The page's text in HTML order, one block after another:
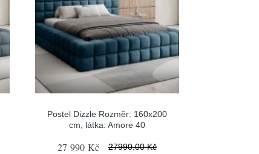
Postel Dizzle Rozměr: 160x200
cm, látka: Amore 40
27 990 Kč 27990.00 Kč